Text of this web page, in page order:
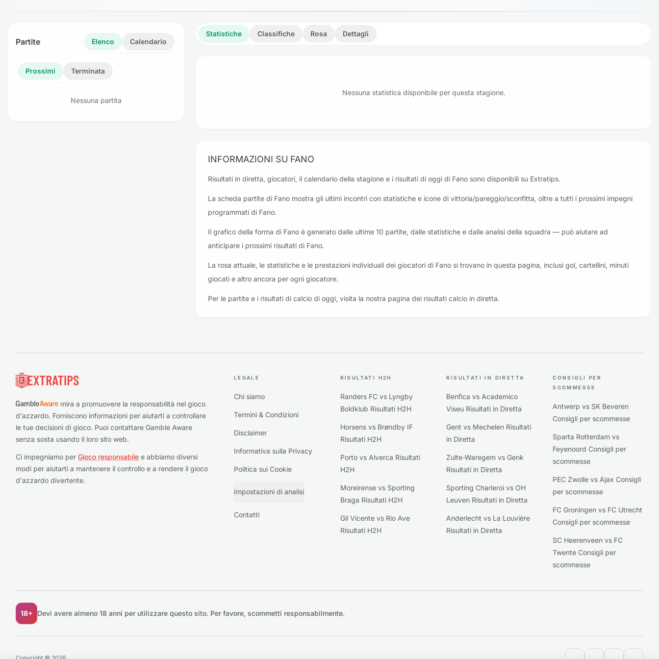
Partite Elenco Calendario
Prossimi Terminata
Nessuna partita
Statistiche Classifiche Rosa Dettagli
Nessuna statistica disponibile per questa stagione.
INFORMAZIONI SU FANO
Risultati in diretta, giocatori, il calendario della stagione e i risultati di oggi di Fano sono disponibili su Extratips.
La scheda partite di Fano mostra gli ultimi incontri con statistiche e icone di vittoria/pareggio/sconfitta, oltre a tutti i prossimi impegni
programmati di Fano.
Il grafico della forma di Fano è generato dalle ultime 10 partite, dalle statistiche e dalle analisi della squadra — può aiutare ad
anticipare i prossimi risultati di Fano.
La rosa attuale, le statistiche e le prestazioni individuali dei giocatori di Fano si trovano in questa pagina, inclusi gol, cartellini, minuti
giocati e altro ancora per ogni giocatore.
Per le partite e i risultati di calcio di oggi, visita la nostra pagina dei risultati calcio in diretta.
mira a promuovere la responsabilità nel gioco
d'azzardo. Forniscono informazioni per aiutarti a controllare
le tue decisioni di gioco. Puoi contattare Gamble Aware
senza sosta usando il loro sito web.
Ci impegniamo per Gioco responsabile e abbiamo diversi
modi per aiutarti a mantenere il controllo e a rendere il gioco
d'azzardo divertente.
LEGALE
Chi siamo
Termini & Condizioni
Disclaimer
Informativa sulla Privacy
Politica sui Cookie
Impostazioni di analisi
Contatti
RISULTATI H2H
Randers FC vs Lyngby
Boldklub Risultati H2H
Horsens vs Brøndby IF
Risultati H2H
Porto vs Alverca Risultati
H2H
Moreirense vs Sporting
Braga Risultati H2H
Gil Vicente vs Rio Ave
Risultati H2H
RISULTATI IN DIRETTA
Benfica vs Academico
Viseu Risultati in Diretta
Gent vs Mechelen Risultati
in Diretta
Zulte-Waregem vs Genk
Risultati in Diretta
Sporting Charleroi vs OH
Leuven Risultati in Diretta
Anderlecht vs La Louvière
Risultati in Diretta
CONSIGLI PER
SCOMMESSE
Antwerp vs SK Beveren
Consigli per scommesse
Sparta Rotterdam vs
Feyenoord Consigli per
scommesse
PEC Zwolle vs Ajax Consigli
per scommesse
FC Groningen vs FC Utrecht
Consigli per scommesse
SC Heerenveen vs FC
Twente Consigli per
scommesse
18+ Devi avere almeno 18 anni per utilizzare questo sito. Per favore, scommetti responsabilmente.